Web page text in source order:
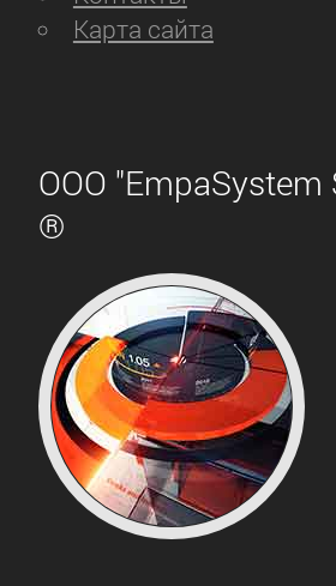
Карта сайта
ООО "EmpaSystem
®